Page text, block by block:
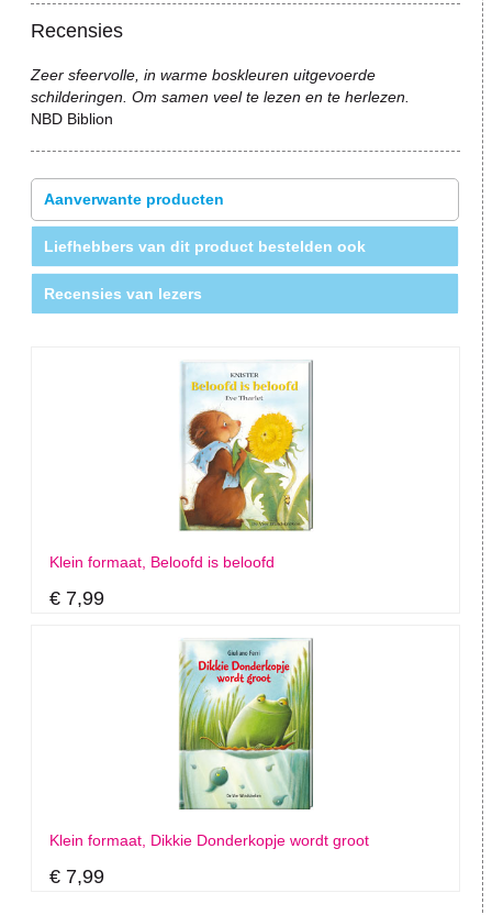
Recensies
Zeer sfeervolle, in warme boskleuren uitgevoerde
schilderingen. Om samen veel te lezen en te herlezen.
NBD Biblion
Aanverwante producten
Liefhebbers van dit product bestelden ook
Recensies van lezers
Klein formaat, Beloofd is beloofd
€ 7,99
Klein formaat, Dikkie Donderkopje wordt groot
€ 7,99